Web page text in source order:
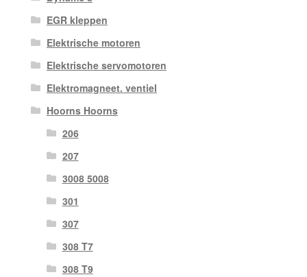
EGR kleppen
Elektrische motoren
Elektrische servomotoren
Elektromagneet. ventiel
Hoorns Hoorns
206
207
3008 5008
301
307
308 T7
308 T9